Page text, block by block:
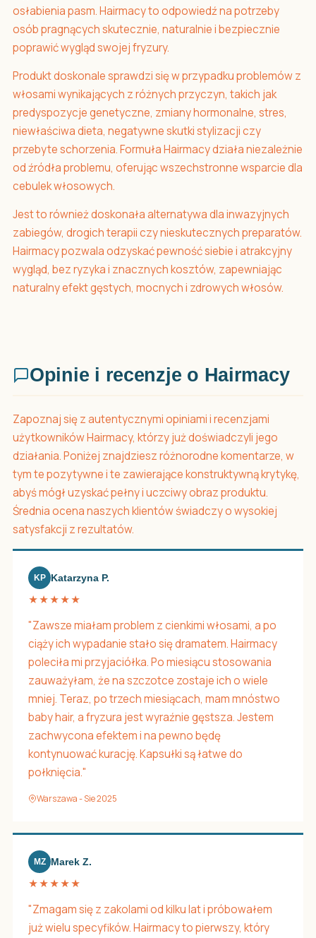
osłabienia pasm. Hairmacy to odpowiedź na potrzeby
osób pragnących skutecznie, naturalnie i bezpiecznie
poprawić wygląd swojej fryzury.
Produkt doskonale sprawdzi się w przypadku problemów z
włosami wynikających z różnych przyczyn, takich jak
predyspozycje genetyczne, zmiany hormonalne, stres,
niewłaściwa dieta, negatywne skutki stylizacji czy
przebyte schorzenia. Formuła Hairmacy działa niezależnie
od źródła problemu, oferując wszechstronne wsparcie dla
cebulek włosowych.
Jest to również doskonała alternatywa dla inwazyjnych
zabiegów, drogich terapii czy nieskutecznych preparatów.
Hairmacy pozwala odzyskać pewność siebie i atrakcyjny
wygląd, bez ryzyka i znacznych kosztów, zapewniając
naturalny efekt gęstych, mocnych i zdrowych włosów.
Opinie i recenzje o Hairmacy
Zapoznaj się z autentycznymi opiniami i recenzjami
użytkowników Hairmacy, którzy już doświadczyli jego
działania. Poniżej znajdziesz różnorodne komentarze, w
tym te pozytywne i te zawierające konstruktywną krytykę,
abyś mógł uzyskać pełny i uczciwy obraz produktu.
Średnia ocena naszych klientów świadczy o wysokiej
satysfakcji z rezultatów.
KP Katarzyna P.
★★★★★
"Zawsze miałam problem z cienkimi włosami, a po
ciąży ich wypadanie stało się dramatem. Hairmacy
poleciła mi przyjaciółka. Po miesiącu stosowania
zauważyłam, że na szczotce zostaje ich o wiele
mniej. Teraz, po trzech miesiącach, mam mnóstwo
baby hair, a fryzura jest wyraźnie gęstsza. Jestem
zachwycona efektem i na pewno będę
kontynuować kurację. Kapsułki są łatwe do
połknięcia."
Warszawa - Sie 2025
MZ Marek Z.
★★★★★
"Zmagam się z zakolami od kilku lat i próbowałem
już wielu specyfików. Hairmacy to pierwszy, który